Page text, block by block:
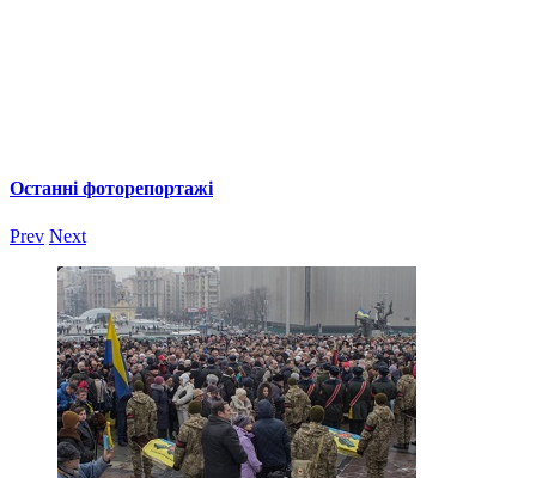
Останні фоторепортажі
Prev Next